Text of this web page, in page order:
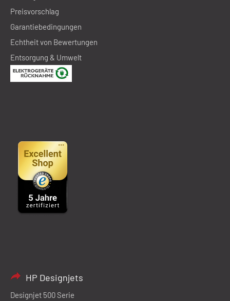
Preisvorschlag
Garantiebedingungen
Echtheit von Bewertungen
Entsorgung & Umwelt
HP Designjets
Designjet 500 Serie